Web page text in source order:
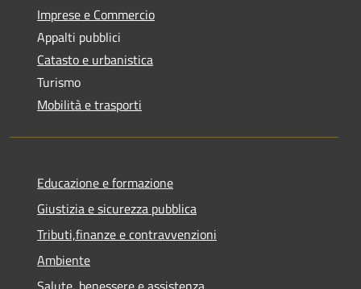
Imprese e Commercio
Appalti pubblici
Catasto e urbanistica
Turismo
Mobilità e trasporti
Educazione e formazione
Giustizia e sicurezza pubblica
Tributi,finanze e contravvenzioni
Ambiente